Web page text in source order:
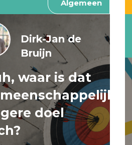
Algemeen
Dirk-Jan de
Bruijn
waar is dat
doel